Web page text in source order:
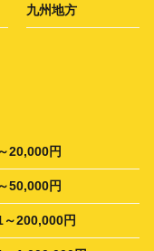
九州地方
20,000円
50,000円
～200,000円